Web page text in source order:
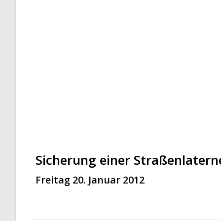
Sicherung einer
Freitag 20. Januar 2012